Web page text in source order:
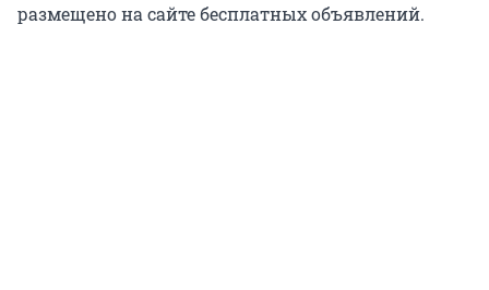
размещено на сайте бесплатных объявлений.